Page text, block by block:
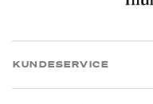
KUNDESERVICE